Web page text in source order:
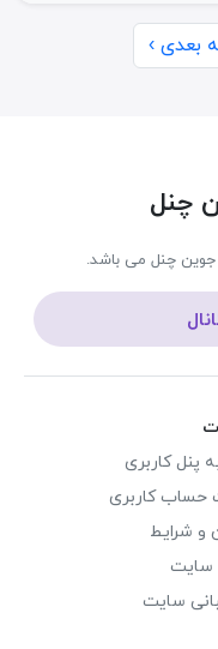
بعدی ›
چنل
چنل می باشد.
پنل کاربری
حساب کاربری
و شرایط
سایت
سایت